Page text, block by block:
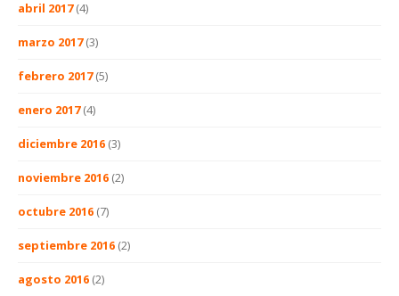
abril 2017(4)
marzo 2017(3)
febrero 2017(5)
enero 2017(4)
diciembre 2016 (3)
noviembre 2016 (2)
octubre 2016 (7)
septiembre 2016 (2)
agosto 2016 (2)